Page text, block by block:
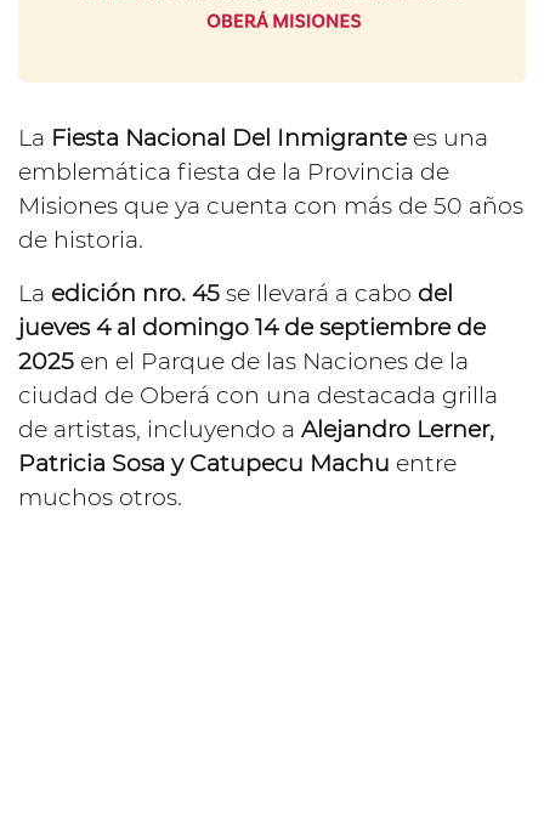
La Fiesta Nacional Del Inmigrantees una
emblemática fiesta de la Provincia de
Misiones que ya cuenta con más de 50 años
de historia.
La edición nro. 45 se llevará a cabo del
jueves 4 al domingo 14 de septiembre de
2025 en el Parque de las Naciones de la
ciudad de Oberá con una destacada grilla
de artistas, incluyendo a Alejandro Lerner,
Patricia Sosa y Catupecu Machu entre
muchos otros.